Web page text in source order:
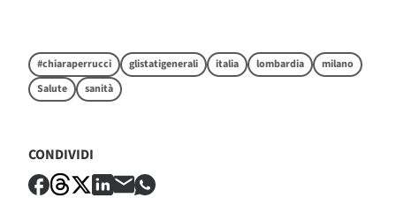
#chiaraperrucci glistatigenerali italia lombardia
milano
Salute
sanità
CONDIVIDI